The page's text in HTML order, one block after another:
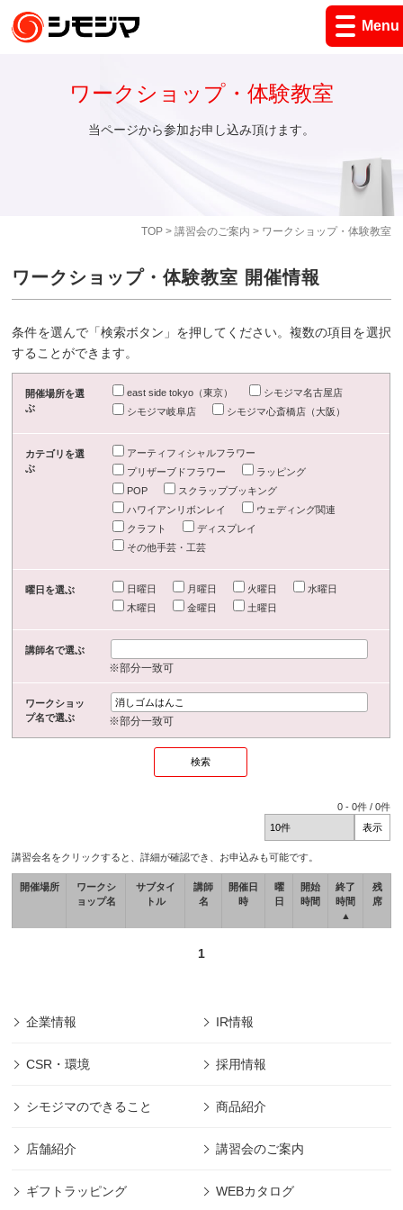
Menu
TOP> 講習会のご案内 > ワークショップ・体験教室
ワークショップ・体験教室
当ページから参加お申し込み頂けます。
ワークショップ・体験教室 開催情報
条件を選んで「検索ボタン」を押してください。複数の項目を選択
することができます。
開催場所を選
ぶ
east side tokyo（東京）
シモジマ名古屋店
シモジマ岐阜店
シモジマ心斎橋店（大阪）
カテゴリを選
ぶ
アーティフィシャルフラワー
プリザーブドフラワー
ラッピング
POP
スクラップブッキング
ハワイアンリボンレイ
ウェディング関連
クラフト
ディスプレイ
その他手芸・工芸
曜日を選ぶ 日曜日 月曜日 火曜日
水曜日
木曜日
金曜日 土曜日
講師名で選ぶ
※部分一致可
ワークショッ
プ名で選ぶ
※部分一致可
0 -0件 /0件
講習会名をクリックすると、詳細が確認でき、お申込みも可能です。
開催場所
ワークシ
ョップ名
サブタイ
トル
講師
名
開催日
時
曜
日
開始
時間
終了
時間
▲
残
席
1
企業情報 IR情報
CSR・環境 採用情報
シモジマのできること 商品紹介
店舗紹介 講習会のご案内
ギフトラッピング WEBカタログ